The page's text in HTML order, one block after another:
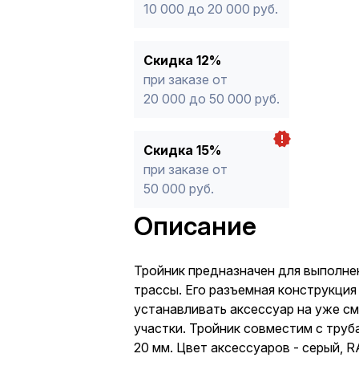
10 000 до 20 000 руб.
Скидка 12%
при заказе от
20 000 до 50 000 руб.
Скидка 15%
при заказе от
50 000 руб.
Описание
Тройник предназначен для
трассы. Его разъемная
устанавливать аксессуар на уже
участки. Тройник совместим с
20 мм. Цвет аксессуаров - серый,